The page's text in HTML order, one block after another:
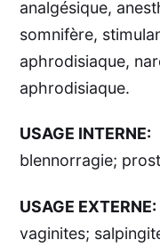
analgésique,
somnifère,
aphrodisiaque,
aphrodisiaque.
USAGE INTERNE:
blennorragie;
USAGE EXTERNE:
vaginites;